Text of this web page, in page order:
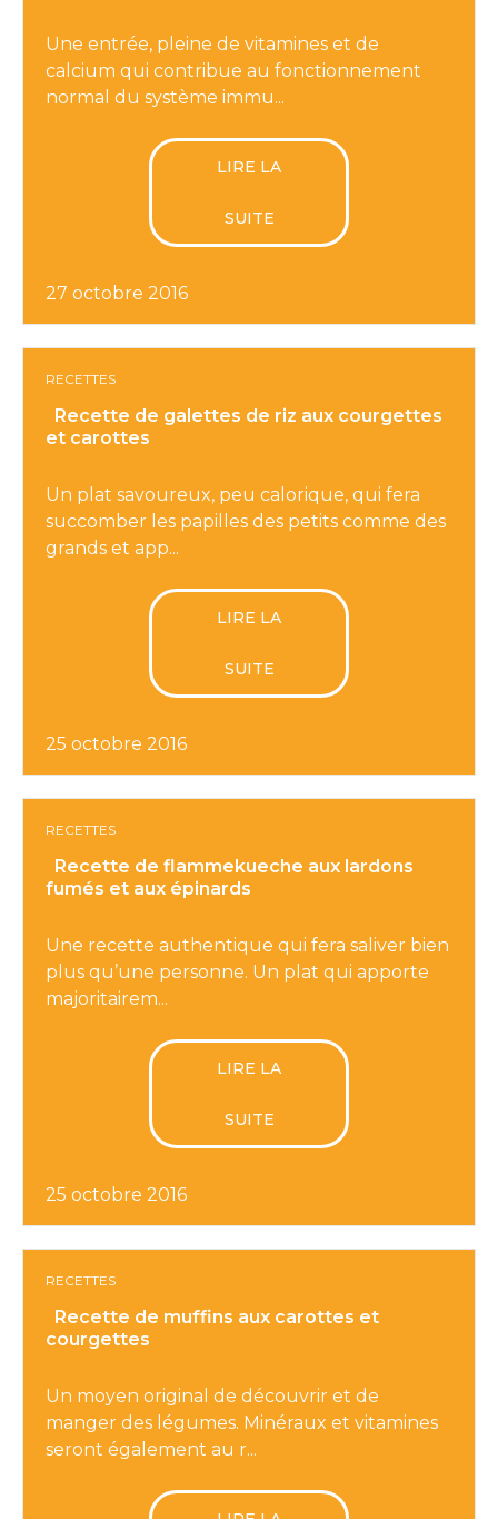
Une entrée, pleine de vitamines et de
calcium qui contribue au fonctionnement
normal du système immu...
LIRE LA
SUITE
27 octobre 2016
RECETTES
Recette de galettes de riz aux courgettes
et carottes
Un plat savoureux, peu calorique, qui fera
succomber les papilles des petits comme des
grands et app...
LIRE LA
SUITE
25 octobre 2016
RECETTES
Recette de flammekueche aux lardons
fumés et aux épinards
Une recette authentique qui fera saliver bien
plus qu’une personne. Un plat qui apporte
majoritairem...
LIRE LA
SUITE
25 octobre 2016
RECETTES
Recette de muffins aux carottes et
courgettes
Un moyen original de découvrir et de
manger des légumes. Minéraux et vitamines
seront également au r...